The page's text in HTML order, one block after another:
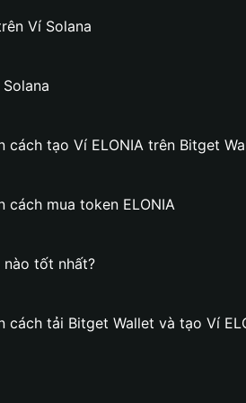
Ví Solana
cách tạo Ví ELONIA trên Bitget
cách mua token ELONIA
nào tốt nhất?
cách tải Bitget Wallet và tạo Ví